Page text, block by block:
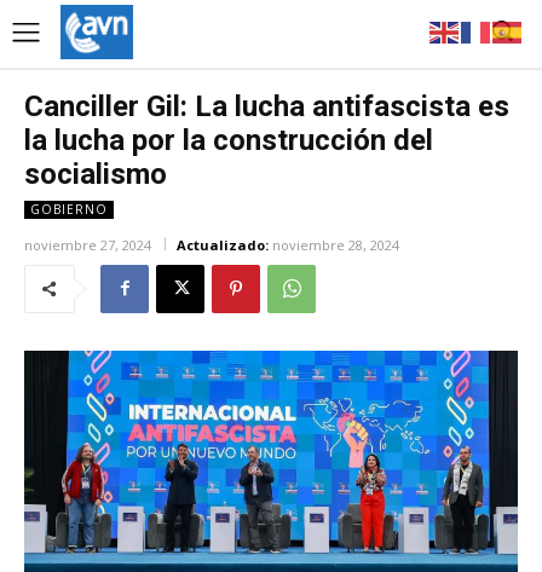
Canciller Gil: La lucha antifascista es
la lucha por la construcción del
socialismo
GOBIERNO
noviembre 27, 2024 Actualizado: noviembre 28, 2024